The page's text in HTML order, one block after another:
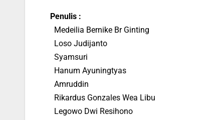
Penulis :
Medeilia Bernike Br Ginting
Loso Judijanto
Syamsuri
Hanum Ayuningtyas
Amruddin
Rikardus Gonzales Wea Libu
Legowo Dwi Resihono